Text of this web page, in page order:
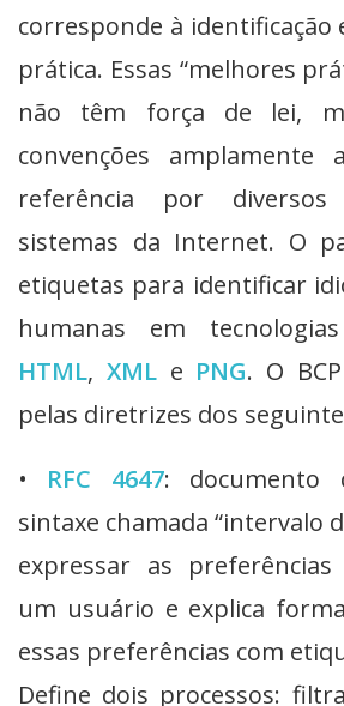
corresponde à identificação
prática. Essas “melhores
não têm força de lei,
convenções amplamente
referência por
sistemas da Internet. O
etiquetas para identificar
humanas em
HTML, XMLe PNG. O
pelas diretrizes dos
• RFC 4647: documento
sintaxe chamada “intervalo
expressar as
um usuário e explica
essas preferências com
Define dois processos: